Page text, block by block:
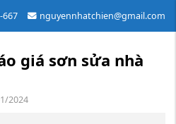
667 nguyennhatchien@gmail.com
giá sơn sửa nhà
2024